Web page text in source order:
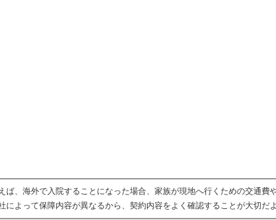
ば、海外で入院することになった場合、家族が現地へ行くための交通
によって保障内容が異なるから、契約内容をよく確認することが大切だよ